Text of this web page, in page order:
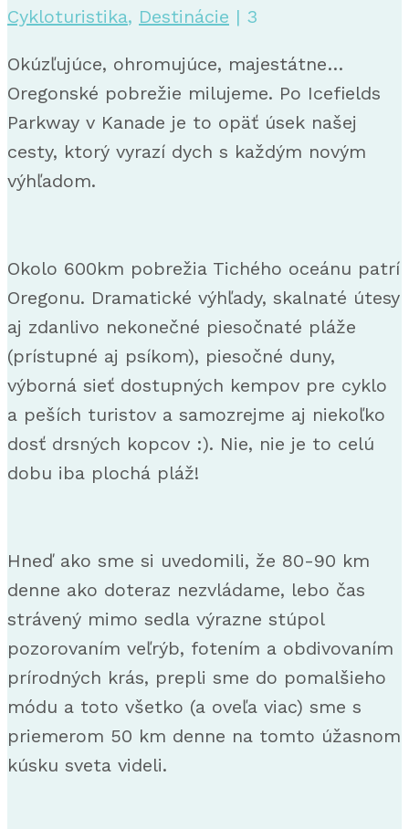
Cykloturistika, Destinácie | 3
Okúzľujúce, ohromujúce, majestátne…
Oregonské pobrežie milujeme. Po Icefields
Parkway v Kanade je to opäť úsek našej
cesty, ktorý vyrazí dych s každým novým
výhľadom.
Okolo 600km pobrežia Tichého oceánu patrí
Oregonu. Dramatické výhľady, skalnaté útesy
aj zdanlivo nekonečné piesočnaté pláže
(prístupné aj psíkom), piesočné duny,
výborná sieť dostupných kempov pre cyklo
a peších turistov a samozrejme aj niekoľko
dosť drsných kopcov :). Nie, nie je to celú
dobu iba plochá pláž!
Hneď ako sme si uvedomili, že 80-90 km
denne ako doteraz nezvládame, lebo čas
strávený mimo sedla výrazne stúpol
pozorovaním veľrýb, fotením a obdivovaním
prírodných krás, prepli sme do pomalšieho
módu a toto všetko (a oveľa viac) sme s
priemerom 50 km denne na tomto úžasnom
kúsku sveta videli.